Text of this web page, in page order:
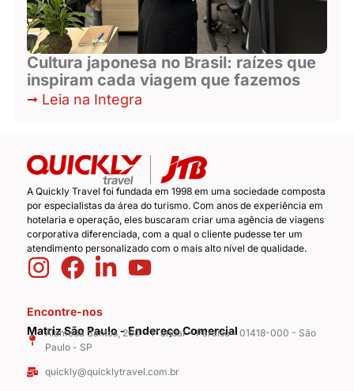
Cultura japonesa no Brasil: raízes que
inspiram cada viagem que fazemos
Leia na Integra
A Quickly Travel foi fundada em 1998 em uma sociedade composta
por especialistas da área do turismo. Com anos de experiência em
hotelaria e operação, eles buscaram criar uma agência de viagens
corporativa diferenciada, com a qual o cliente pudesse ter um
atendimento personalizado com o mais alto nível de qualidade.
Encontre-nos
Matriz São Paulo - Endereço Comercial
Alameda Santos, 200 - 1° andar - Paraíso - 01418-000 - São
Paulo - SP
quickly@quicklytravel.com.br